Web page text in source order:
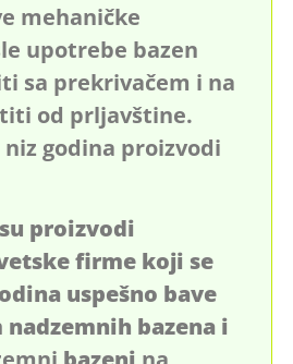
mehaničke
upotrebe bazen
sa prekrivačem i na
od prljavštine.
godina proizvodi
proizvodi
firme koji se
uspešno bave
bazena i